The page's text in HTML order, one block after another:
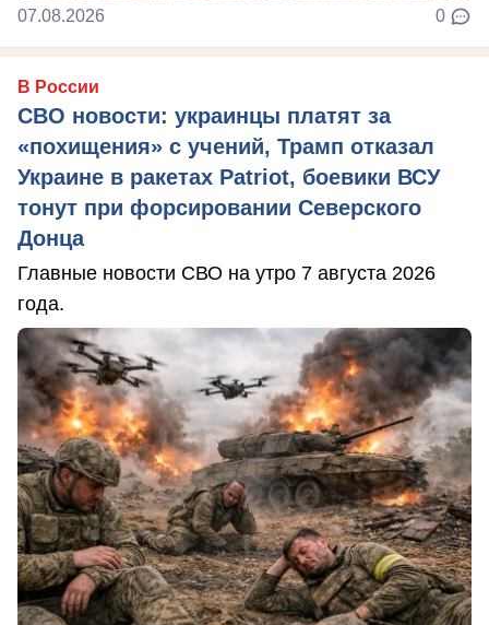
07.08.2026 0
В России
СВО новости: украинцы платят за
«похищения» с учений, Трамп отказал
Украине в ракетах Patriot, боевики ВСУ
тонут при форсировании Северского
Донца
Главные новости СВО на утро 7 августа 2026
года.